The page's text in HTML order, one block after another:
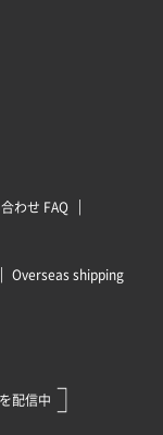
わせ FAQ
Overseas shipping